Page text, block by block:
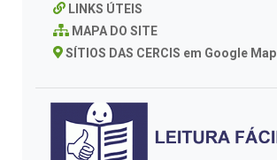
LINKS ÚTEIS
MAPA DO SITE
SÍTIOS DAS CERCIS em Google Map